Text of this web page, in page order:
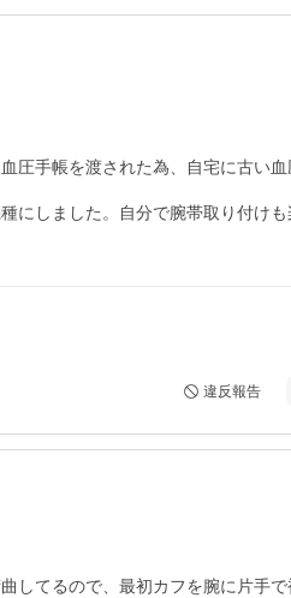
圧手帳を渡された為、自宅に古い血
にしました。自分で腕帯取り付けも
違反報告
てるので、最初カフを腕に片手で